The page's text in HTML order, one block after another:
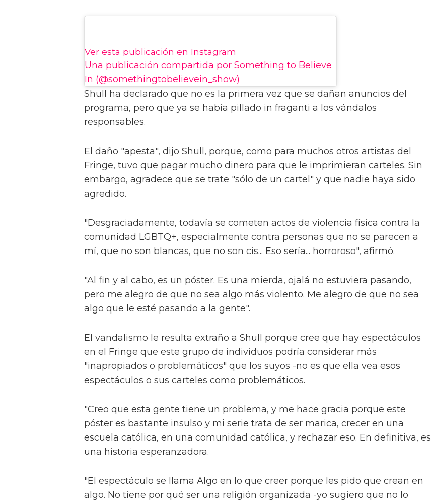
Ver esta publicación en Instagram
Una publicación compartida por Something to Believe
In (@somethingtobelievein_show)
Shull ha declarado que no es la primera vez que se dañan anuncios del
programa, pero que ya se había pillado in fraganti a los vándalos
responsables.
El daño "apesta", dijo Shull, porque, como para muchos otros artistas del
Fringe, tuvo que pagar mucho dinero para que le imprimieran carteles. Sin
embargo, agradece que se trate "sólo de un cartel" y que nadie haya sido
agredido.
"Desgraciadamente, todavía se cometen actos de violencia física contra la
comunidad LGBTQ+, especialmente contra personas que no se parecen a
mí, que no son blancas, que no son cis... Eso sería... horroroso", afirmó.
"Al fin y al cabo, es un póster. Es una mierda, ojalá no estuviera pasando,
pero me alegro de que no sea algo más violento. Me alegro de que no sea
algo que le esté pasando a la gente".
El vandalismo le resulta extraño a Shull porque cree que hay espectáculos
en el Fringe que este grupo de individuos podría considerar más
"inapropiados o problemáticos" que los suyos -no es que ella vea esos
espectáculos o sus carteles como problemáticos.
"Creo que esta gente tiene un problema, y me hace gracia porque este
póster es bastante insulso y mi serie trata de ser marica, crecer en una
escuela católica, en una comunidad católica, y rechazar eso. En definitiva, es
una historia esperanzadora.
"El espectáculo se llama Algo en lo que creer porque les pido que crean en
algo. No tiene por qué ser una religión organizada -yo sugiero que no lo